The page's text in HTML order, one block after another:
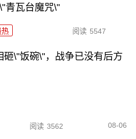
青瓦台魔咒\"
热 阅读 5547
砸\"饭碗\"，战争已没有后方
阅读 3562 08-06